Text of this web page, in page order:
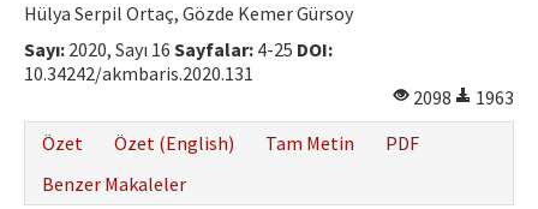
Hülya Serpil Ortaç, Gözde Kemer Gürsoy
Sayı: 2020, Sayı 16 Sayfalar: 4-25 DOI:
10.34242/akmbaris.2020.131
2098
1963
Özet
Özet (English) Tam Metin
PDF
Benzer Makaleler